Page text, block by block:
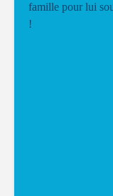
famille pour lui
!